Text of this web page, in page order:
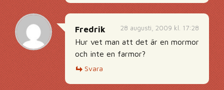
28 augusti, 2009 kl. 17:28
Fredrik
Hur vet man att det är en mormor
och inte en farmor?
Svara